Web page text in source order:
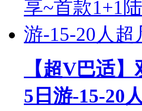
【超V巴适
5日游-15-20